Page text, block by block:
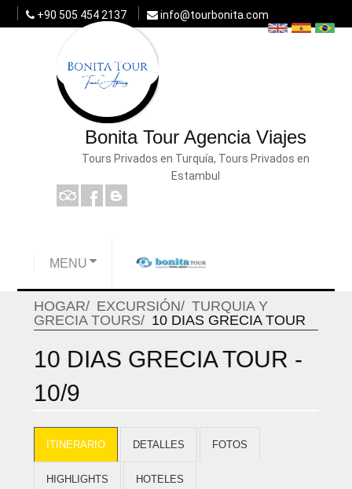
+90 505 454 2137 info@tourbonita.com
Bonita Tour Agencia Viajes
Tours Privados en Turquía, Tours Privados en
Estambul
MENU
HOGAR EXCURSIÓN
TURQUIA Y
GRECIA TOURS
10 DIAS GRECIA TOUR
10 DIAS GRECIA TOUR -
10/9
İTINERARIO DETALLES FOTOS
HIGHLIGHTS HOTELES